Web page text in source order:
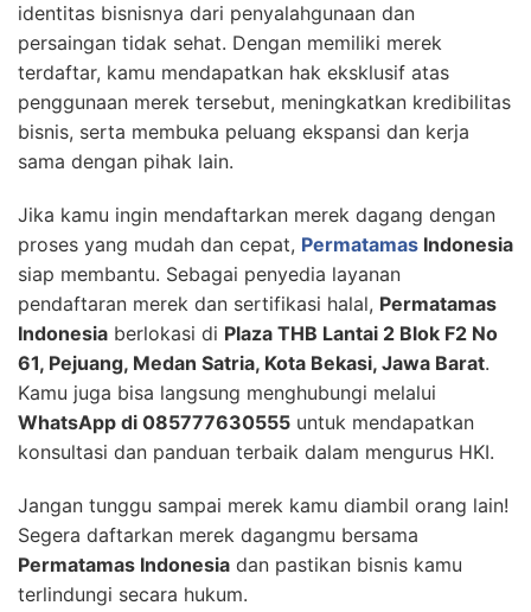
identitas bisnisnya dari penyalahgunaan dan
persaingan tidak sehat. Dengan memiliki merek
terdaftar, kamu mendapatkan hak eksklusif atas
penggunaan merek tersebut, meningkatkan kredibilitas
bisnis, serta membuka peluang ekspansi dan kerja
sama dengan pihak lain.
Jika kamu ingin mendaftarkan merek dagang dengan
proses yang mudah dan cepat, Permatamas Indonesia
siap membantu. Sebagai penyedia layanan
pendaftaran merek dan sertifikasi halal, Permatamas
Indonesia berlokasi di Plaza THB Lantai 2 Blok F2 No
61, Pejuang, Medan Satria, Kota Bekasi, Jawa Barat.
Kamu juga bisa langsung menghubungi melalui
WhatsApp di 085777630555 untuk mendapatkan
konsultasi dan panduan terbaik dalam mengurus HKI.
Jangan tunggu sampai merek kamu diambil orang lain!
Segera daftarkan merek dagangmu bersama
Permatamas Indonesia dan pastikan bisnis kamu
terlindungi secara hukum.